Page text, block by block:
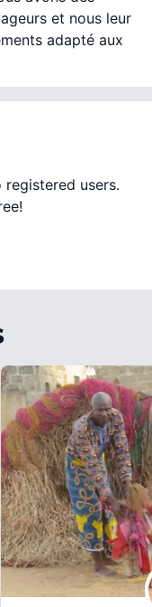
et nous leur
adapté aux
users.